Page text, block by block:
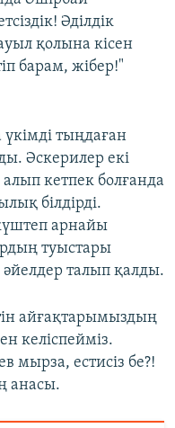
720p
1080p
Әділдік
қолына кісен
барам, жібер!"
үкімді тыңдаған
Әскерилер екі
кетпек болғанда
білдірді.
арнайы
туыстары
талып қалды.
айғақтарымыздың
келіспейміз.
мырза, естисіз бе?!
анасы.